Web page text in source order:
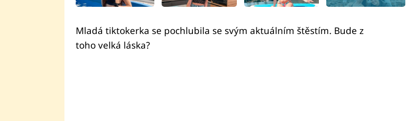
Mladá tiktokerka se pochlubila se svým aktuálním štěstím. Bude z
toho velká láska?